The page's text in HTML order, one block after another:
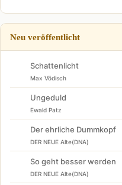
Neu veröffentlicht
Schattenlicht
Max Vödisch
Ungeduld
Ewald Patz
Der ehrliche Dummkopf
DER NEUE Alte(DNA)
So geht besser werden
DER NEUE Alte(DNA)